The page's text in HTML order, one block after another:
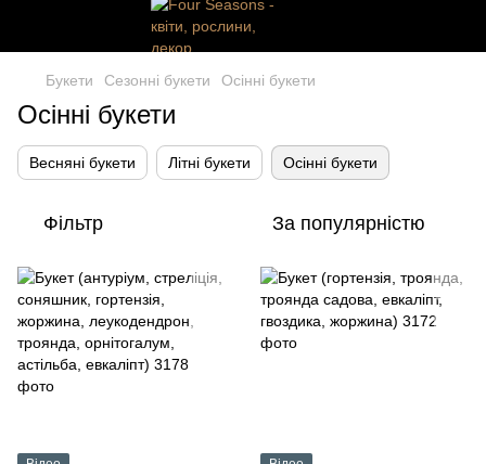
Букети Сезонні букети Осінні букети
Осінні букети
Весняні букети Літні букети Осінні букети
Фільтр За популярністю